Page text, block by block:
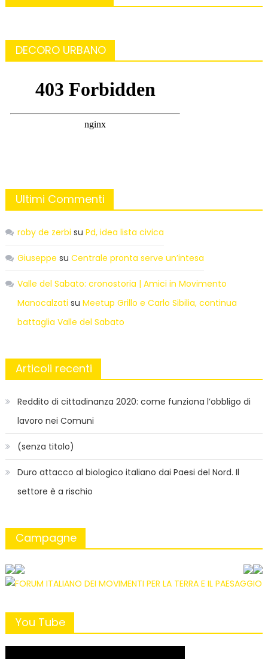
DECORO URBANO
Ultimi Commenti
roby de zerbi su Pd, idea lista civica
Giuseppe su Centrale pronta serve un’intesa
Valle del Sabato: cronostoria | Amici in Movimento
Manocalzati su Meetup Grillo e Carlo Sibilia, continua
battaglia Valle del Sabato
Articoli recenti
Reddito di cittadinanza 2020: come funziona l’obbligo di
lavoro nei Comuni
(senza titolo)
Duro attacco al biologico italiano dai Paesi del Nord. Il
settore è a rischio
Campagne
You Tube